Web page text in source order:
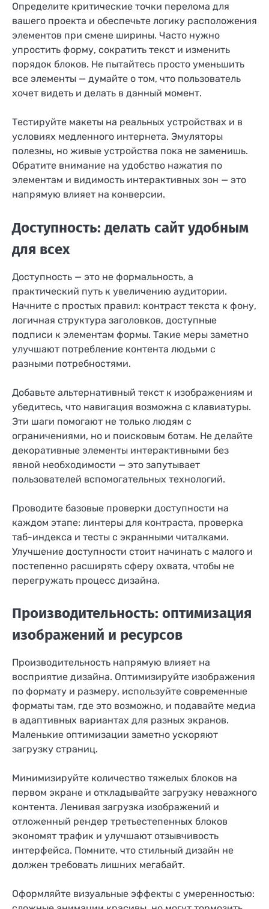
Определите критические точки перелома для
вашего проекта и обеспечьте логику расположения
элементов при смене ширины. Часто нужно
упростить форму, сократить текст и изменить
порядок блоков. Не пытайтесь просто уменьшить
все элементы — думайте о том, что пользователь
хочет видеть и делать в данный момент.
Тестируйте макеты на реальных устройствах и в
условиях медленного интернета. Эмуляторы
полезны, но живые устройства пока не заменишь.
Обратите внимание на удобство нажатия по
элементам и видимость интерактивных зон — это
напрямую влияет на конверсии.
Доступность: делать сайт удобным
для всех
Доступность — это не формальность, а
практический путь к увеличению аудитории.
Начните с простых правил: контраст текста к фону,
логичная структура заголовков, доступные
подписи к элементам формы. Такие меры заметно
улучшают потребление контента людьми с
разными потребностями.
Добавьте альтернативный текст к изображениям и
убедитесь, что навигация возможна с клавиатуры.
Эти шаги помогают не только людям с
ограничениями, но и поисковым ботам. Не делайте
декоративные элементы интерактивными без
явной необходимости — это запутывает
пользователей вспомогательных технологий.
Проводите базовые проверки доступности на
каждом этапе: линтеры для контраста, проверка
таб-индекса и тесты с экранными читалками.
Улучшение доступности стоит начинать с малого и
постепенно расширять сферу охвата, чтобы не
перегружать процесс дизайна.
Производительность: оптимизация
изображений и ресурсов
Производительность напрямую влияет на
восприятие дизайна. Оптимизируйте изображения
по формату и размеру, используйте современные
форматы там, где это возможно, и подавайте медиа
в адаптивных вариантах для разных экранов.
Маленькие оптимизации заметно ускоряют
загрузку страниц.
Минимизируйте количество тяжелых блоков на
первом экране и откладывайте загрузку неважного
контента. Ленивая загрузка изображений и
отложенный рендер третьестепенных блоков
экономят трафик и улучшают отзывчивость
интерфейса. Помните, что стильный дизайн не
должен требовать лишних мегабайт.
Оформляйте визуальные эффекты с умеренностью: